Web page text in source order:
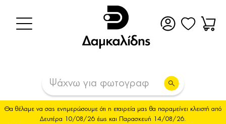
Θα θέλαμε να σας ενημερώσουμε ότι η εταιρεία μας θα παραμείνει κλειστή από
Δευτέρα 10/08/26 έως και Παρασκευή 14/08/26.